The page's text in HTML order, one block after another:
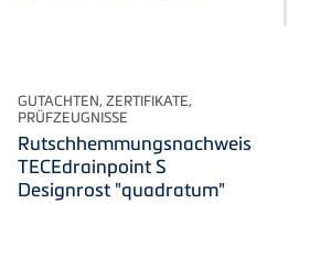
GUTACHTEN, ZERTIFIKATE,
PRÜFZEUGNISSE
Rutschhemmungsnachweis
TECEdrainpoint S
Designrost "quadratum"